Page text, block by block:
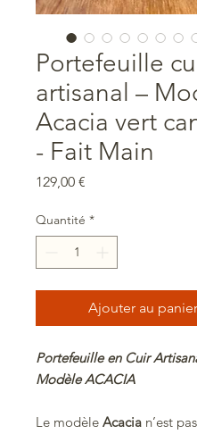
Portefeuille
artisanal –
Acacia vert
- Fait Main
129,00 €
Quantité *
Ajouter au panier
Portefeuille en Cuir
Modèle ACACIA
Le modèle Acacia n’est pas